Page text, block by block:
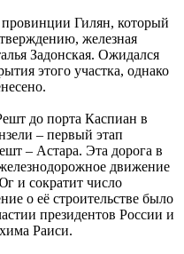
Гилян, который
железная
Задонская. Ожидался
этого участка, однако
до порта Каспиан в
– первый этап
– Астара. Эта дорога в
движение
и сократит число
о её строительстве было
президентов России и
Раиси.